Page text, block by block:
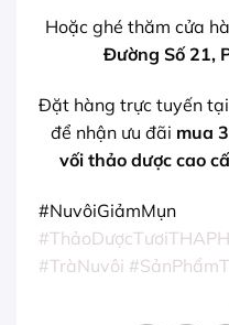
Hoặc ghé thăm cửa
Đường Số 21,
Đặt hàng trực tuyến
để nhận ưu đãi mua
vối thảo dược cao
#TràNuvôi